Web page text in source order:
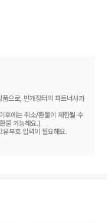
유하고 있습니다. 따라
니다.
출하용, 일본 국내 수
으로, 번개장터의 파트너사가
후에는 취소/환불이 제한될 수
불 가능해요.)
유부호 입력이 필요해요.